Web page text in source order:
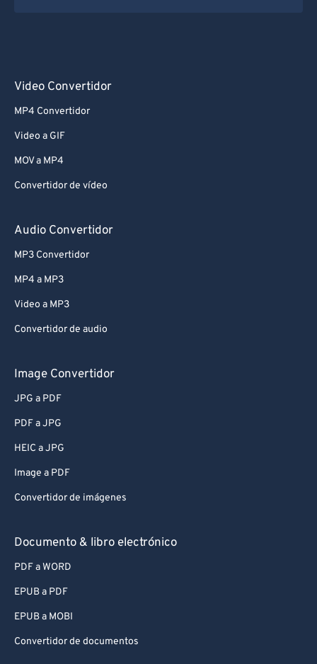
Video Convertidor
MP4 Convertidor
Video a GIF
MOV a MP4
Convertidor de vídeo
Audio Convertidor
MP3 Convertidor
MP4 a MP3
Video a MP3
Convertidor de audio
Image Convertidor
JPG a PDF
PDF a JPG
HEIC a JPG
Image a PDF
Convertidor de imágenes
Documento & libro electrónico
PDF a WORD
EPUB a PDF
EPUB a MOBI
Convertidor de documentos